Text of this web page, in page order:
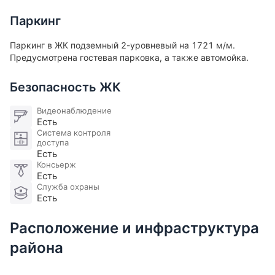
оборудование, что положительно влияет на
качество и долговечность здания.
• ТРЦ Афимолл Сити
• фитнес-клубы
• рестораны и деловая инфраструктура Москва-
Инвестиционный потенциал:
стоимости ожидается после открытия
Шелепихинской набережной и дальнейшего
Паркинг
Паркинг в ЖК подземный 2-уровневый на 1721 м/м.
Предусмотрена гостевая парковка, а также автомойка.
Безопасность ЖК
Видеонаблюдение
Есть
Система контроля
доступа
Есть
Консьерж
Есть
Служба охраны
Есть
Расположение и инфраструктура
района